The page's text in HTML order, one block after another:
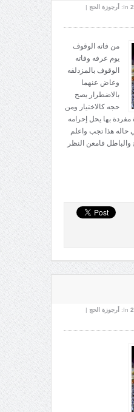
In: أرجوزة الحج |
من فاته الوقوف
يوم عرفه وفاته
الوقوف بالمزدلفه
وعاض عنهما
بالاضطرار يصح
حجه كالاختيار ومن
بها يحل إحرامه
حاله هذا تجب واعلم
والباطل فامعن النظر
In: أرجوزة الحج |